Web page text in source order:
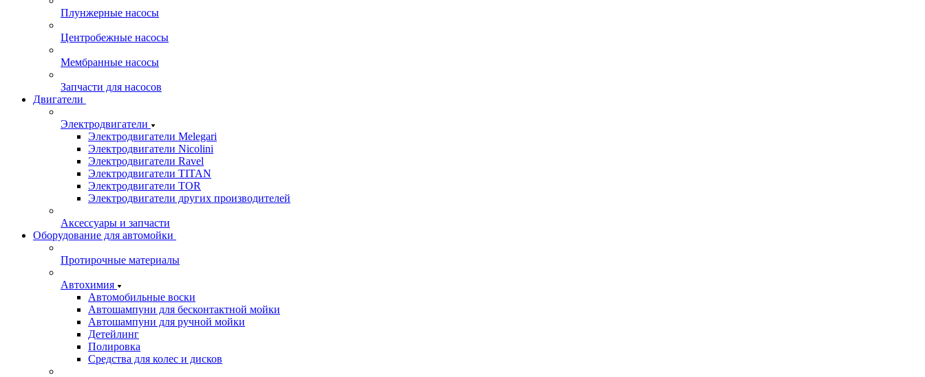
Плунжерные насосы
Центробежные насосы
Мембранные насосы
Запчасти для насосов
Двигатели
Электродвигатели
Электродвигатели Melegari
Электродвигатели Nicolini
Электродвигатели Ravel
Электродвигатели TITAN
Электродвигатели TOR
Электродвигатели других производителей
Аксессуары и запчасти
Оборудование для автомойки
Протирочные материалы
Автохимия
Автомобильные воски
Автошампуни для бесконтактной мойки
Автошампуни для ручной мойки
Детейлинг
Полировка
Средства для колес и дисков